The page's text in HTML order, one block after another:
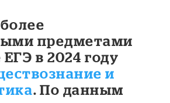
предметами
в 2024 году
и
. По данным